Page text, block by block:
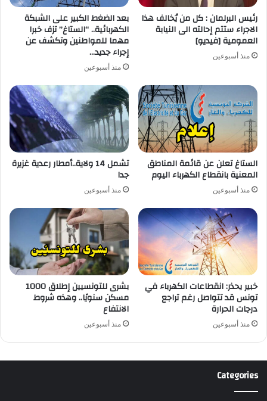
رئيس البرلمان : كل من يُخالف هذا
الاجراء ستتم إحالته الى النيابة
العمومية [فيديو]
منذ أسبوعين
بعد الضغط الكبير على الشبكة
الكهربائية.. “الستاغ” تزف خبرا
مهما للمواطنين وتكشف عن
إجراء جديد…
منذ أسبوعين
الستاغ تعلن عن قائمة المناطق
المعنية بانقطاع الكهرباء اليوم
منذ أسبوعين
تشمل 14 ولاية..أمطار رعدية غزيرة
جدا
منذ أسبوعين
خبير يحذر: انقطاعات الكهرباء في
تونس قد تتواصل رغم تراجع
درجات الحرارة
منذ أسبوعين
بشرى للتونسيين إطلاق 1000
مسكن سنويًا.. وهذه شروط
الانتفاع
منذ أسبوعين
Categories